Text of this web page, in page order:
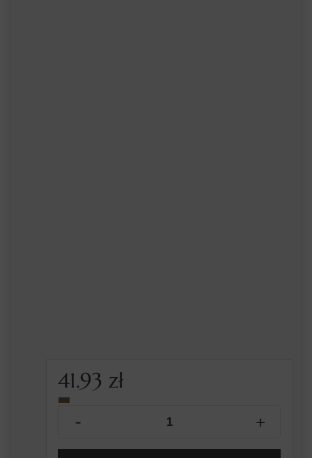
41.93zł